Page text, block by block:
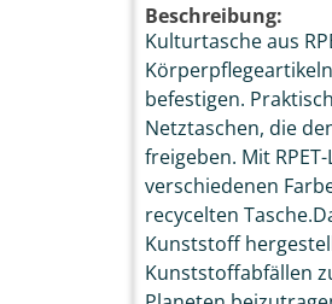
Beschreibung:
Kulturtasche aus
befestigen.
Netztaschen, die
freigeben. Mit
verschiedenen
recycelten
Kunststoff
Kunststoffabfällen